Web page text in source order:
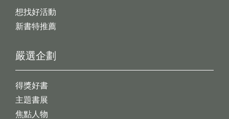
想找好活動
新書特推薦
嚴選企劃
得獎好書
主題書展
焦點人物